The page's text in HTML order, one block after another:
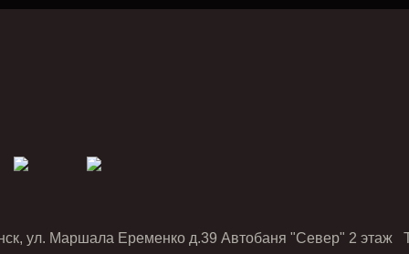
ул. Маршала Еременко д.39 Автобаня "Север" 2 этаж